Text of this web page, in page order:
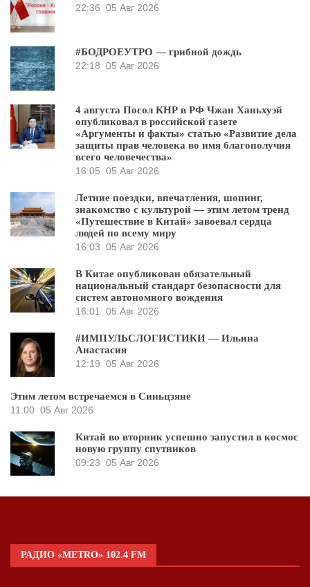
22:36 05 Авг 2026
#БОДРОЕУТРО — грибной дождь
22:18 05 Авг 2026
4 августа Посол КНР в РФ Чжан Ханьхуэй
опубликовал в российской газете
«Аргументы и факты» статью «Развитие дела
защиты прав человека во имя благополучия
всего человечества»
16:05 05 Авг 2026
Летние поездки, впечатления, шопинг,
знакомство с культурой — этим летом тренд
«Путешествие в Китай» завоевал сердца
людей по всему миру
16:03 05 Авг 2026
В Китае опубликован обязательный
национальный стандарт безопасности для
систем автономного вождения
16:01
05 Авг 2026
#ИМПУЛЬСЛОГИСТИКИ — Ильина
Анастасия
12:19 05 Авг 2026
Этим летом встречаемся в Синьцзяне
11:00 05 Авг 2026
Китай во вторник успешно запустил в космос
новую группу спутников
09:23 05 Авг 2026
РАДИО «METRO» 102.4 FM